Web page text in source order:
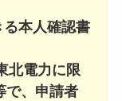
る本人確認書
北電力に限
で、申請者